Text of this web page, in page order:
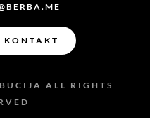
KONTAKT
ALL RIGHTS